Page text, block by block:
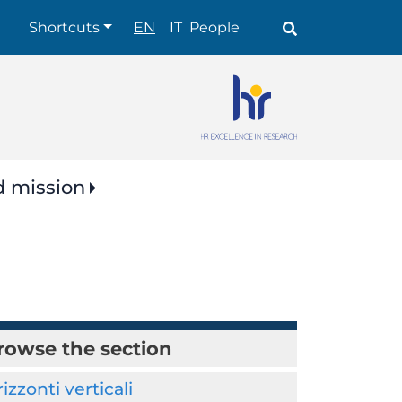
Shortcuts
Shortcuts EN IT People
mission
the section
verticali